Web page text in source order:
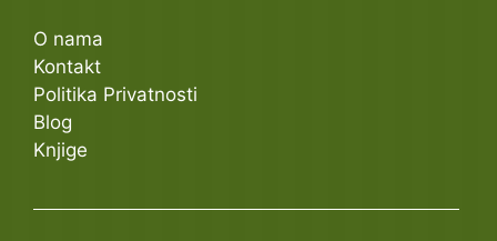
O nama
Kontakt
Politika Privatnosti
Blog
Knjige